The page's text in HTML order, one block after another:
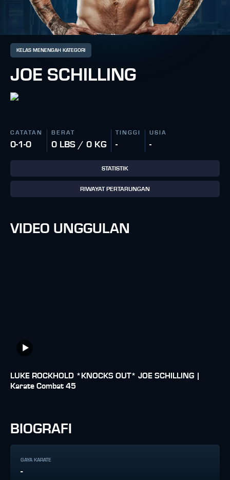
KELAS MENENGAH KATEGORI
JOE SCHILLING
CATATAN
0-1-0
BERAT
0 LBS / 0 KG
TINGGI
-
USIA
-
STATISTIK
RIWAYAT PERTARUNGAN
VIDEO UNGGULAN
LUKE ROCKHOLD *KNOCKS OUT* JOE SCHILLING |
Karate Combat 45
BIOGRAFI
GAYA KARATE
-